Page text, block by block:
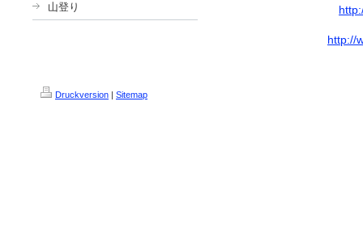
山登り
http://
Druckversion | Sitemap